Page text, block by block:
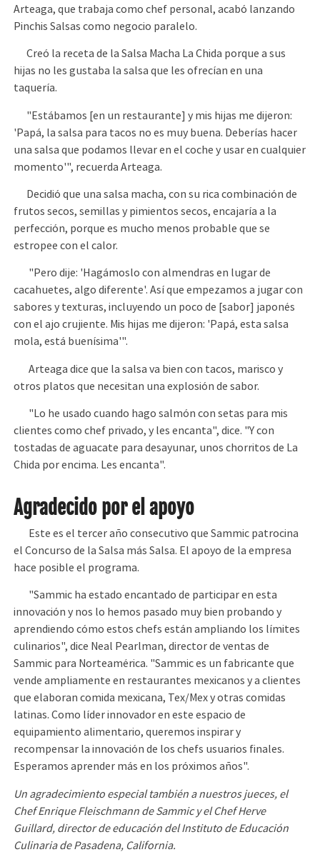
Arteaga, que trabaja como chef personal, acabó lanzando
Pinchis Salsas como negocio paralelo.
Creó la receta de la Salsa Macha La Chida porque a sus
hijas no les gustaba la salsa que les ofrecían en una
taquería.
"Estábamos [en un restaurante] y mis hijas me dijeron:
'Papá, la salsa para tacos no es muy buena. Deberías hacer
una salsa que podamos llevar en el coche y usar en cualquier
momento'", recuerda Arteaga.
Decidió que una salsa macha, con su rica combinación de
frutos secos, semillas y pimientos secos, encajaría a la
perfección, porque es mucho menos probable que se
estropee con el calor.
"Pero dije: 'Hagámoslo con almendras en lugar de
cacahuetes, algo diferente'. Así que empezamos a jugar con
sabores y texturas, incluyendo un poco de [sabor] japonés
con el ajo crujiente. Mis hijas me dijeron: 'Papá, esta salsa
mola, está buenísima'".
Arteaga dice que la salsa va bien con tacos, marisco y
otros platos que necesitan una explosión de sabor.
"Lo he usado cuando hago salmón con setas para mis
clientes como chef privado, y les encanta", dice. "Y con
tostadas de aguacate para desayunar, unos chorritos de La
Chida por encima. Les encanta".
Agradecido por el apoyo
Este es el tercer año consecutivo que Sammic patrocina
el Concurso de la Salsa más Salsa. El apoyo de la empresa
hace posible el programa.
"Sammic ha estado encantado de participar en esta
innovación y nos lo hemos pasado muy bien probando y
aprendiendo cómo estos chefs están ampliando los límites
culinarios", dice Neal Pearlman, director de ventas de
Sammic para Norteamérica. "Sammic es un fabricante que
vende ampliamente en restaurantes mexicanos y a clientes
que elaboran comida mexicana, Tex/Mex y otras comidas
latinas. Como líder innovador en este espacio de
equipamiento alimentario, queremos inspirar y
recompensar la innovación de los chefs usuarios finales.
Esperamos aprender más en los próximos años".
Un agradecimiento especial también a nuestros jueces, el
Chef Enrique Fleischmann de Sammic y el Chef Herve
Guillard, director de educación del Instituto de Educación
Culinaria de Pasadena, California.